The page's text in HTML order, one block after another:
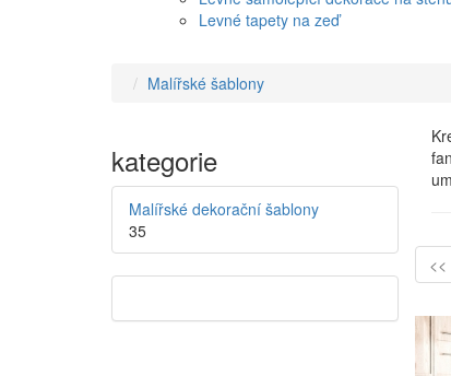
Levné tapety na zeď
Malířské šablony
kategorie
Malířské dekorační šablony
35
<<